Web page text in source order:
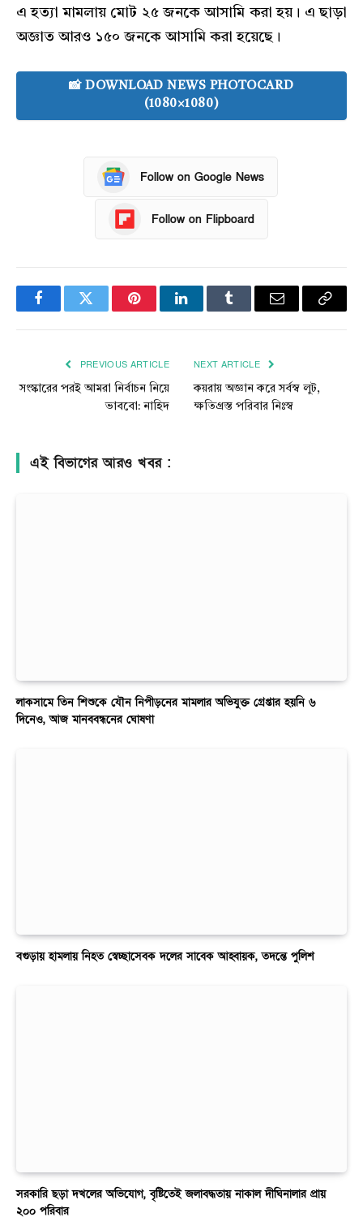
এ হত্যা মামলায় মোট ২৫ জনকে আসামি করা হয়। এ ছাড়া
অজ্ঞাত আরও ১৫০ জনকে আসামি করা হয়েছে।
📸 DOWNLOAD NEWS PHOTOCARD
(1080×1080)
Follow on Google News
Follow on Flipboard
FacebookTwitter PinterestLinkedInTumblr Email
Copy
PREVIOUS ARTICLE
সংস্কারের পরই আমরা নির্বাচন নিয়ে
ভাববো: নাহিদ
NEXT ARTICLE
কয়রায় অজ্ঞান করে সর্বস্ব লুট,
ক্ষতিগ্রস্ত পরিবার নিঃস্ব
এই বিভাগের আরও খবর :
লাকসামে তিন শিশুকে যৌন নিপীড়নের মামলার অভিযুক্ত গ্রেপ্তার হয়নি ৬
দিনেও, আজ মানববন্ধনের ঘোষণা
বগুড়ায় হামলায় নিহত স্বেচ্ছাসেবক দলের সাবেক আহ্বায়ক, তদন্তে পুলিশ
সরকারি ছড়া দখলের অভিযোগ, বৃষ্টিতেই জলাবদ্ধতায় নাকাল দীঘিনালার প্রায়
২০০ পরিবার